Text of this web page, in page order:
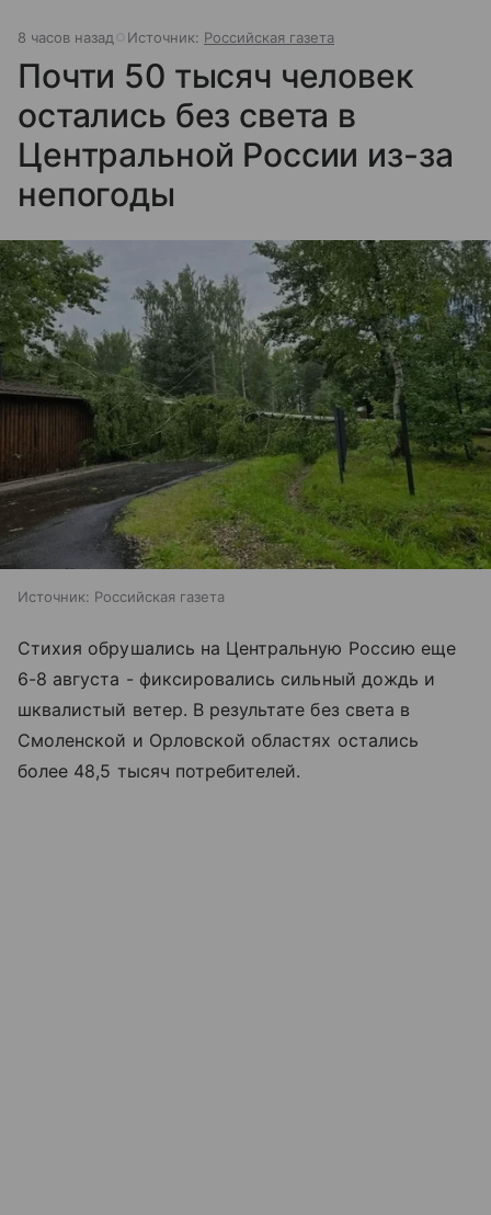
8 часов назад Источник: Российская газета
Почти 50 тысяч человек
остались без света в
Центральной России из-за
непогоды
Источник: Российская газета
Стихия обрушались на Центральную Россию еще
6-8 августа - фиксировались сильный дождь и
шквалистый ветер. В результате без света в
Смоленской и Орловской областях остались
более 48,5 тысяч потребителей.